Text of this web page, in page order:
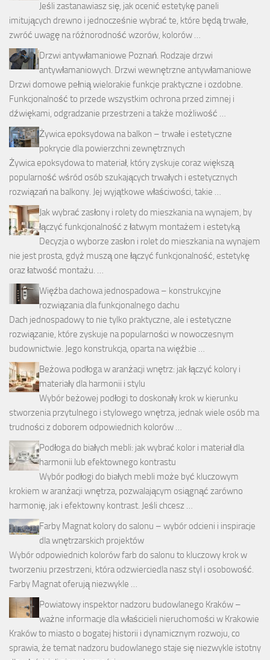
Jeśli zastanawiasz się, jak ocenić estetykę paneli
imitujących drewno i jednocześnie wybrać te, które będą trwałe,
zwróć uwagę na różnorodność wzorów, kolorów …
Drzwi antywłamaniowe Poznań. Rodzaje drzwi
antywłamaniowych. Drzwi wewnętrzne antywłamaniowe
Drzwi domowe pełnią wielorakie funkcje praktyczne i ozdobne.
Funkcjonalność to przede wszystkim ochrona przed zimnej i
dźwiękami, odgradzanie przestrzeni a także możliwość …
Żywica epoksydowa na balkon – trwałe i estetyczne
pokrycie dla powierzchni zewnętrznych
Żywica epoksydowa to materiał, który zyskuje coraz większą
popularność wśród osób szukających trwałych i estetycznych
rozwiązań na balkony. Jej wyjątkowe właściwości, takie …
Jak wybrać zasłony i rolety do mieszkania na wynajem, by
łączyć funkcjonalność z łatwym montażem i estetyką
Decyzja o wyborze zasłon i rolet do mieszkania na wynajem
nie jest prosta, gdyż muszą one łączyć funkcjonalność, estetykę
oraz łatwość montażu. …
Więźba dachowa jednospadowa – konstrukcyjne
rozwiązania dla funkcjonalnego dachu
Dach jednospadowy to nie tylko praktyczne, ale i estetyczne
rozwiązanie, które zyskuje na popularności w nowoczesnym
budownictwie. Jego konstrukcja, oparta na więźbie …
Beżowa podłoga w aranżacji wnętrz: jak łączyć kolory i
materiały dla harmonii i stylu
Wybór beżowej podłogi to doskonały krok w kierunku
stworzenia przytulnego i stylowego wnętrza, jednak wiele osób ma
trudności z doborem odpowiednich kolorów …
Podłoga do białych mebli: jak wybrać kolor i materiał dla
harmonii lub efektownego kontrastu
Wybór podłogi do białych mebli może być kluczowym
krokiem w aranżacji wnętrza, pozwalającym osiągnąć zarówno
harmonię, jak i efektowny kontrast. Jeśli chcesz …
Farby Magnat kolory do salonu – wybór odcieni i inspiracje
dla wnętrzarskich projektów
Wybór odpowiednich kolorów farb do salonu to kluczowy krok w
tworzeniu przestrzeni, która odzwierciedla nasz styl i osobowość.
Farby Magnat oferują niezwykle …
Powiatowy inspektor nadzoru budowlanego Kraków –
ważne informacje dla właścicieli nieruchomości w Krakowie
Kraków to miasto o bogatej historii i dynamicznym rozwoju, co
sprawia, że temat nadzoru budowlanego staje się niezwykle istotny